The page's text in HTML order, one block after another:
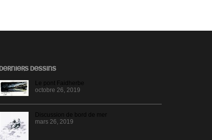
DERNIERS DESSINS
Le pont Faidherbe
octobre 26, 2019
Discussion de bord de mer
mars 26, 2019